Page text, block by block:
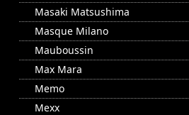
Masaki Matsushima
Masque Milano
Mauboussin
Max Mara
Memo
Mexx